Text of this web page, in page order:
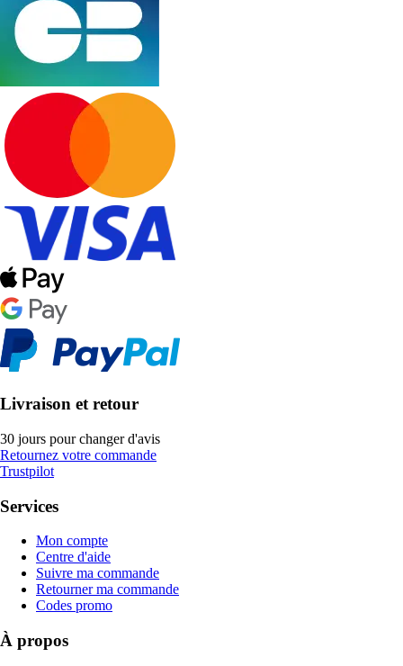
Livraison et retour
30 jours pour changer d'avis
Retournez votre commande
Trustpilot
Services
Mon compte
Centre d'aide
Suivre ma commande
Retourner ma commande
Codes promo
À propos